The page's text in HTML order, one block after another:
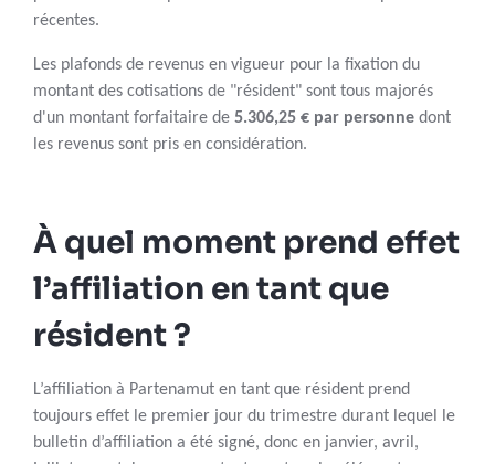
récentes.
Les plafonds de revenus en vigueur pour la fixation du
montant des cotisations de "résident" sont tous majorés
d'un montant forfaitaire de 5.306,25 € par personne dont
les revenus sont pris en considération.
À quel moment prend effet
l’affiliation en tant que
résident ?
L’affiliation à Partenamut en tant que résident prend
toujours effet le premier jour du trimestre durant lequel le
bulletin d’affiliation a été signé, donc en janvier, avril,